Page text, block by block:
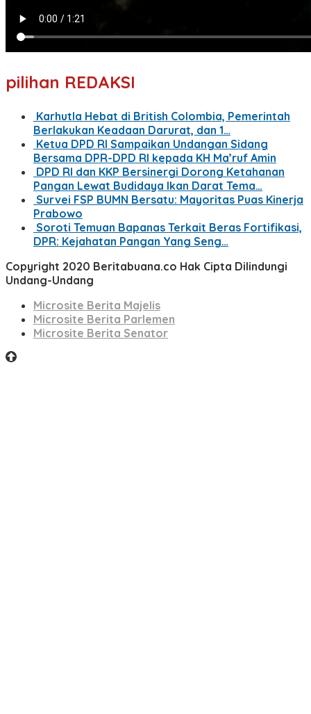
pilihan REDAKSI
Karhutla Hebat di British Colombia, Pemerintah
Berlakukan Keadaan Darurat, dan 1…
Ketua DPD RI Sampaikan Undangan Sidang
Bersama DPR-DPD RI kepada KH Ma’ruf Amin
DPD RI dan KKP Bersinergi Dorong Ketahanan
Pangan Lewat Budidaya Ikan Darat Tema…
Survei FSP BUMN Bersatu: Mayoritas Puas Kinerja
Prabowo
Soroti Temuan Bapanas Terkait Beras Fortifikasi,
DPR: Kejahatan Pangan Yang Seng…
Copyright 2020 Beritabuana.co Hak Cipta Dilindungi
Undang-Undang
Microsite Berita Majelis
Microsite Berita Parlemen
Microsite Berita Senator